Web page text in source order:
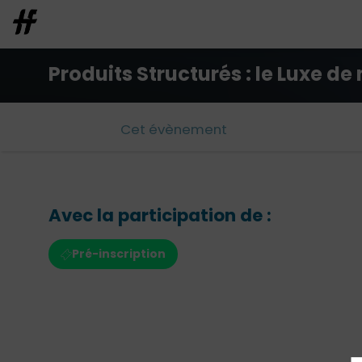
Produits Structurés : le Luxe
Cet évènement
Avec la participation de :
Pré-inscription